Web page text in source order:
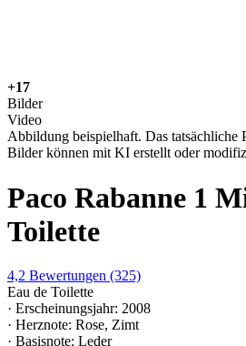
+17
Bilder
Video
Abbildung beispielhaft. Das tatsächliche
Bilder können mit KI erstellt oder
Paco Rabanne 1
Toilette
4,2 Bewertungen (325)
Eau de Toilette
· Erscheinungsjahr: 2008
· Herznote: Rose, Zimt
· Basisnote: Leder